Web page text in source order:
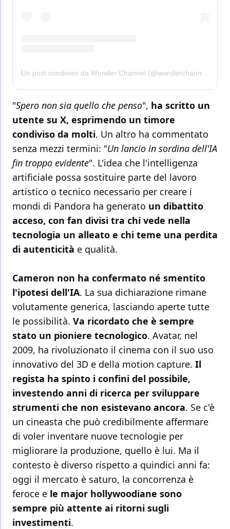
"Spero non sia quello che penso", ha scritto un
utente su X, esprimendo un timore
condiviso da molti. Un altro ha commentato
senza mezzi termini: "Un lancio in sordina dell'IA
fin troppo evidente". L'idea che l'intelligenza
artificiale possa sostituire parte del lavoro
artistico o tecnico necessario per creare i
mondi di Pandora ha generato un dibattito
acceso, con fan divisi tra chi vede nella
tecnologia un alleato e chi teme una perdita
di autenticità e qualità.
Cameron non ha confermato né smentito
l'ipotesi dell'IA. La sua dichiarazione rimane
volutamente generica, lasciando aperte tutte
le possibilità. Va ricordato che è sempre
stato un pioniere tecnologico. Avatar, nel
2009, ha rivoluzionato il cinema con il suo uso
innovativo del 3D e della motion capture. Il
regista ha spinto i confini del possibile,
investendo anni di ricerca per sviluppare
strumenti che non esistevano ancora. Se c'è
un cineasta che può credibilmente affermare
di voler inventare nuove tecnologie per
migliorare la produzione, quello è lui. Ma il
contesto è diverso rispetto a quindici anni fa:
oggi il mercato è saturo, la concorrenza è
feroce e le major hollywoodiane sono
sempre più attente ai ritorni sugli
investimenti.